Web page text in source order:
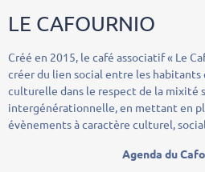
LE CAFOURNIO
Créé en 2015, le café associatif « Le
créer du lien social entre les
culturelle dans le respect de la mixité
intergénérationnelle, en mettant en
évènements à caractère culturel,
Agenda du